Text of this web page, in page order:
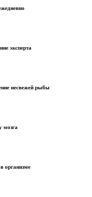
эксперта
несвежей рыбы
мозга
организме